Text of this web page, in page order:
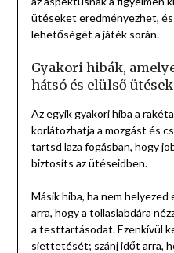
ütéseket eredményezhet,
lehetőségét a játék során.
Gyakori hibák,
hátsó és elülső
Az egyik gyakori hiba a
korlátozhatja a mozgást és
tartsd laza fogásban, hogy
biztosíts az ütéseidben.
Másik hiba, ha nem
arra, hogy a tollaslabdára
a testtartásodat. Ezenkívül
siettetését; szánj időt arra,